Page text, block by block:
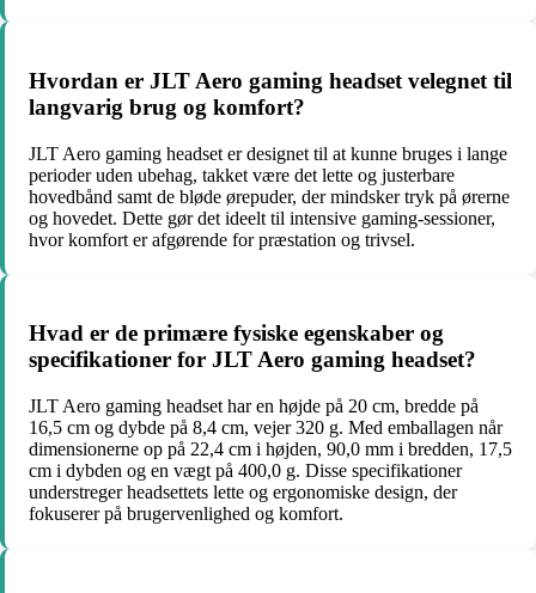
Hvordan er JLT Aero gaming headset velegnet til
langvarig brug og komfort?
JLT Aero gaming headset er designet til at kunne bruges i lange
perioder uden ubehag, takket være det lette og justerbare
hovedbånd samt de bløde ørepuder, der mindsker tryk på ørerne
og hovedet. Dette gør det ideelt til intensive gaming-sessioner,
hvor komfort er afgørende for præstation og trivsel.
Hvad er de primære fysiske egenskaber og
specifikationer for JLT Aero gaming headset?
JLT Aero gaming headset har en højde på 20 cm, bredde på
16,5 cm og dybde på 8,4 cm, vejer 320 g. Med emballagen når
dimensionerne op på 22,4 cm i højden, 90,0 mm i bredden, 17,5
cm i dybden og en vægt på 400,0 g. Disse specifikationer
understreger headsettets lette og ergonomiske design, der
fokuserer på brugervenlighed og komfort.